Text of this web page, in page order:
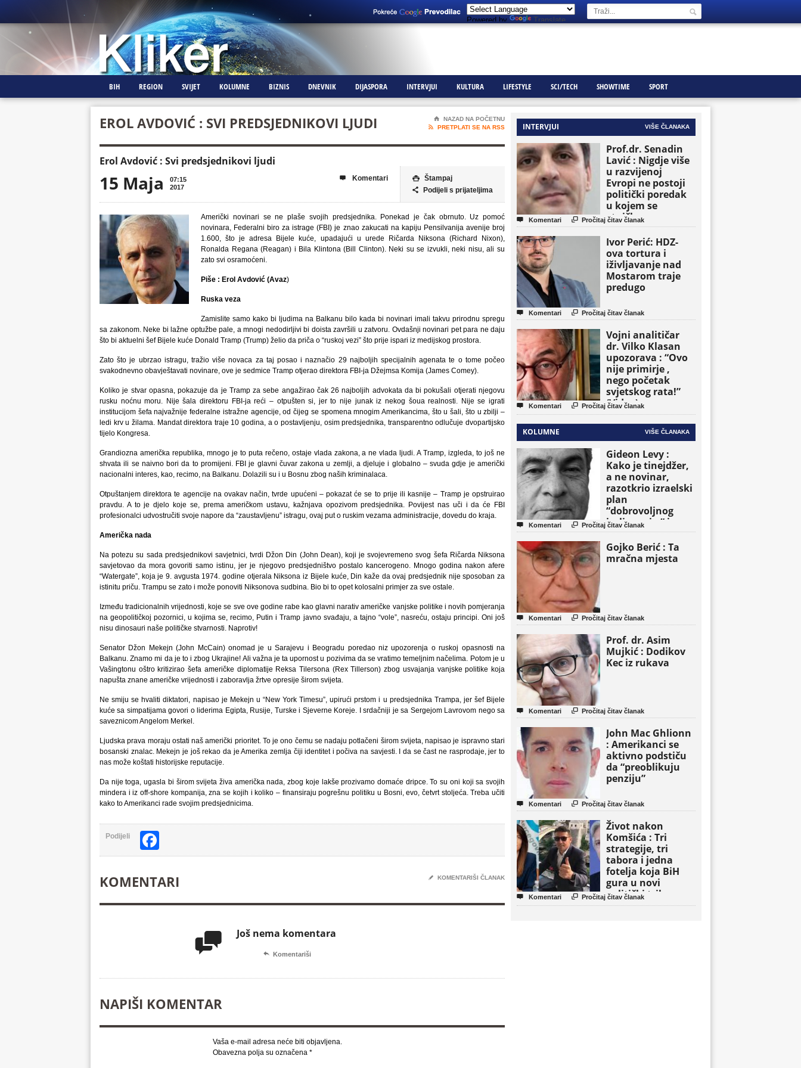
Powered by Translate
BIH REGION SVIJET KOLUMNE BIZNIS DNEVNIK DIJASPORA INTERVJUI KULTURA LIFESTYLE SCI/TECH SHOWTIME SPORT
EROL AVDOVIĆ : SVI PREDSJEDNIKOVI LJUDI ⌂
NAZAD NA POČETNU

PRETPLATI SE NA RSS
Erol Avdović : Svi predsjednikovi ljudi
15 Maja
07:15
2017
 Štampaj
 Podijeli s prijateljima
 Komentari
Američki novinari se ne plaše svojih predsjednika. Ponekad je čak obrnuto. Uz pomoć
novinara, Federalni biro za istrage (FBI) je znao zakucati na kapiju Pensilvanija avenije broj
1.600, što je adresa Bijele kuće, upadajući u urede Ričarda Niksona (Richard Nixon),
Ronalda Regana (Reagan) i Bila Klintona (Bill Clinton). Neki su se izvukli, neki nisu, ali su
zato svi osramoćeni.
Piše : Erol Avdović (Avaz)
Ruska veza
Zamislite samo kako bi ljudima na Balkanu bilo kada bi novinari imali takvu prirodnu spregu
sa zakonom. Neke bi lažne optužbe pale, a mnogi nedodirljivi bi doista završili u zatvoru. Ovdašnji novinari pet para ne daju
što bi aktuelni šef Bijele kuće Donald Tramp (Trump) želio da priča o “ruskoj vezi” što prije ispari iz medijskog prostora.
Zato što je ubrzao istragu, tražio više novaca za taj posao i naznačio 29 najboljih specijalnih agenata te o tome počeo
svakodnevno obavještavati novinare, ove je sedmice Tramp otjerao direktora FBI-ja Džejmsa Komija (James Comey).
Koliko je stvar opasna, pokazuje da je Tramp za sebe angažirao čak 26 najboljih advokata da bi pokušali otjerati njegovu
rusku noćnu moru. Nije šala direktoru FBI-ja reći – otpušten si, jer to nije junak iz nekog šoua realnosti. Nije se igrati
institucijom šefa najvažnije federalne istražne agencije, od čijeg se spomena mnogim Amerikancima, što u šali, što u zbilji –
ledi krv u žilama. Mandat direktora traje 10 godina, a o postavljenju, osim predsjednika, transparentno odlučuje dvopartijsko
tijelo Kongresa.
Grandiozna američka republika, mnogo je to puta rečeno, ostaje vlada zakona, a ne vlada ljudi. A Tramp, izgleda, to još ne
shvata ili se naivno bori da to promijeni. FBI je glavni čuvar zakona u zemlji, a djeluje i globalno – svuda gdje je američki
nacionalni interes, kao, recimo, na Balkanu. Dolazili su i u Bosnu zbog naših kriminalaca.
Otpuštanjem direktora te agencije na ovakav način, tvrde upućeni – pokazat će se to prije ili kasnije – Tramp je opstruirao
pravdu. A to je djelo koje se, prema američkom ustavu, kažnjava opozivom predsjednika. Povijest nas uči i da će FBI
profesionalci udvostručiti svoje napore da “zaustavljenu” istragu, ovaj put o ruskim vezama administracije, dovedu do kraja.
Američka nada
Na potezu su sada predsjednikovi savjetnici, tvrdi Džon Din (John Dean), koji je svojevremeno svog šefa Ričarda Niksona
savjetovao da mora govoriti samo istinu, jer je njegovo predsjedništvo postalo kancerogeno. Mnogo godina nakon afere
“Watergate”, koja je 9. avgusta 1974. godine otjerala Niksona iz Bijele kuće, Din kaže da ovaj predsjednik nije sposoban za
istinitu priču. Trampu se zato i može ponoviti Niksonova sudbina. Bio bi to opet kolosalni primjer za sve ostale.
Između tradicionalnih vrijednosti, koje se sve ove godine rabe kao glavni narativ američke vanjske politike i novih pomjeranja
na geopolitičkoj pozornici, u kojima se, recimo, Putin i Tramp javno svađaju, a tajno “vole”, nasreću, ostaju principi. Oni još
nisu dinosauri naše političke stvarnosti. Naprotiv!
Senator Džon Mekejn (John McCain) onomad je u Sarajevu i Beogradu poredao niz upozorenja o ruskoj opasnosti na
Balkanu. Znamo mi da je to i zbog Ukrajine! Ali važna je ta upornost u pozivima da se vratimo temeljnim načelima. Potom je u
Vašingtonu oštro kritizirao šefa američke diplomatije Reksa Tilersona (Rex Tillerson) zbog usvajanja vanjske politike koja
napušta znane američke vrijednosti i zaboravlja žrtve opresije širom svijeta.
Ne smiju se hvaliti diktatori, napisao je Mekejn u “New York Timesu”, upirući prstom i u predsjednika Trampa, jer šef Bijele
kuće sa simpatijama govori o liderima Egipta, Rusije, Turske i Sjeverne Koreje. I srdačniji je sa Sergejom Lavrovom nego sa
saveznicom Angelom Merkel.
Ljudska prava moraju ostati naš američki prioritet. To je ono čemu se nadaju potlačeni širom svijeta, napisao je ispravno stari
bosanski znalac. Mekejn je još rekao da je Amerika zemlja čiji identitet i počiva na savjesti. I da se čast ne rasprodaje, jer to
nas može koštati historijske reputacije.
Da nije toga, ugasla bi širom svijeta živa američka nada, zbog koje lakše prozivamo domaće dripce. To su oni koji sa svojih
mindera i iz off-shore kompanija, zna se kojih i koliko – finansiraju pogrešnu politiku u Bosni, evo, četvrt stoljeća. Treba učiti
kako to Amerikanci rade svojim predsjednicima.
Podijeli
KOMENTARI ✎ KOMENTARIŠI ČLANAK
 Još nema komentara
 Komentariši
NAPIŠI KOMENTAR
Vaša e-mail adresa neće biti objavljena.
Obavezna polja su označena *
INTERVJUI VIŠE ČLANAKA
Prof.dr. Senadin
Lavić : Nigdje više
u razvijenoj
Evropi ne postoji
politički poredak
u kojem se
etničke grupe
pojavljuju kao
osnovne političke
jedinice
 Komentari  Pročitaj čitav članak
Ivor Perić: HDZ-
ova tortura i
iživljavanje nad
Mostarom traje
predugo
 Komentari  Pročitaj čitav članak
Vojni analitičar
dr. Vilko Klasan
upozorava : “Ovo
nije primirje ,
nego početak
svjetskog rata!”
(Video)
 Komentari  Pročitaj čitav članak
KOLUMNE VIŠE ČLANAKA
Gideon Levy :
Kako je tinejdžer,
a ne novinar,
razotkrio izraelski
plan
“dobrovoljnog
iseljavanja ” iz
Gaze
 Komentari  Pročitaj čitav članak
Gojko Berić : Ta
mračna mjesta
 Komentari  Pročitaj čitav članak
Prof. dr. Asim
Mujkić : Dodikov
Kec iz rukava
 Komentari  Pročitaj čitav članak
John Mac Ghlionn
: Amerikanci se
aktivno podstiču
da “preoblikuju
penziju”
 Komentari  Pročitaj čitav članak
Život nakon
Komšića : Tri
strategije, tri
tabora i jedna
fotelja koja BiH
gura u novi
politički triler
 Komentari  Pročitaj čitav članak